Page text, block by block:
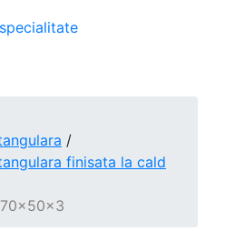
/
finisata la cald
70x50x3